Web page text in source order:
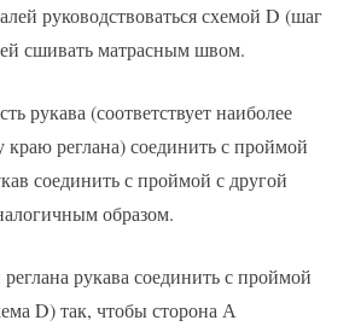
руководствоваться схемой D (шаг
сшивать матрасным швом.
рукава (соответствует наиболее
реглана) соединить с проймой
соединить с проймой с другой
образом.
рукава соединить с проймой
D) так, чтобы сторона А